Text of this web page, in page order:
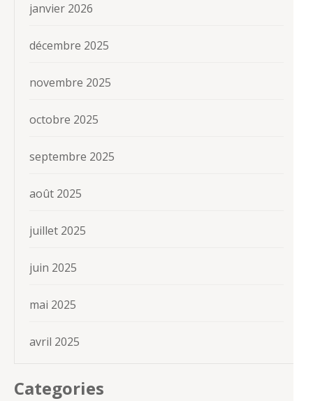
janvier 2026
décembre 2025
novembre 2025
octobre 2025
septembre 2025
août 2025
juillet 2025
juin 2025
mai 2025
avril 2025
Categories